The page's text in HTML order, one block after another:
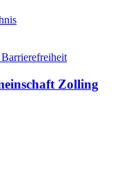
Zolling